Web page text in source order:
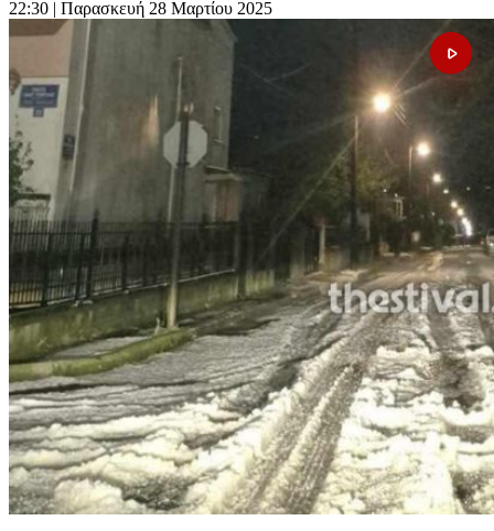
22:30 | Παρασκευή 28 Μαρτίου 2025